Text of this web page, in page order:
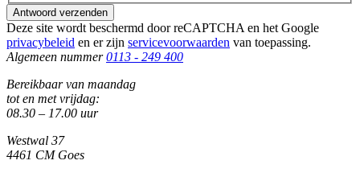
Antwoord verzenden
Deze site wordt beschermd door reCAPTCHA en het Google
privacybeleid en er zijn servicevoorwaarden van toepassing.
Algemeen nummer 0113 - 249 400
Bereikbaar van maandag
tot en met vrijdag:
08.30 – 17.00 uur
Westwal 37
4461 CM Goes